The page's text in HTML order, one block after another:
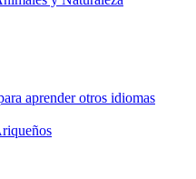
aprender otros idiomas